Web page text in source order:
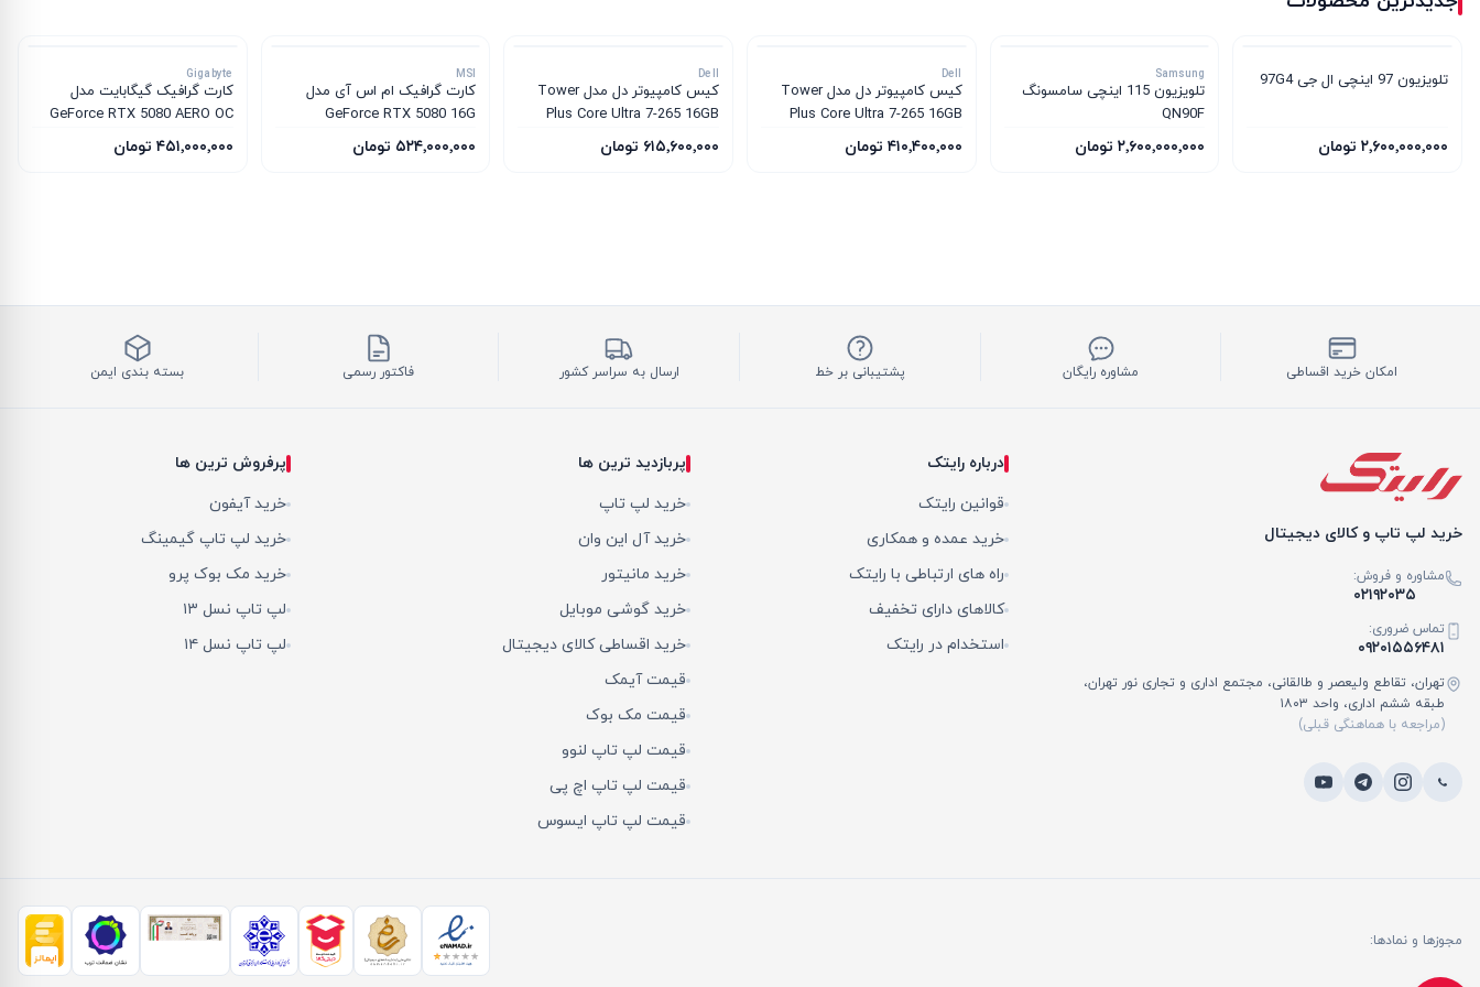
تلویزیون 97 اینچی ال جی 97G4
۲٬۶۰۰٬۰۰۰٬۰۰۰ تومان
Samsung
تلویزیون 115 اینچی سامسونگ
QN90F
۲٬۶۰۰٬۰۰۰٬۰۰۰ تومان
Dell
کیس کامپیوتر دل مدل Tower
Plus Core Ultra 7-265 16GB
1TB SSD 8GB RTX 5060
۴۱۰٬۴۰۰٬۰۰۰ تومان
Dell
کیس کامپیوتر دل مدل Tower
Plus Core Ultra 7-265 16GB
1TB SSD 12GB RTX 5070
۶۱۵٬۶۰۰٬۰۰۰ تومان
MSI
کارت گرافیک ام‌ اس‌ آی مدل
GeForce RTX 5080 16G
INSPIRE 3X OC
۵۲۴٬۰۰۰٬۰۰۰ تومان
Gigabyte
کارت گرافیک گیگابایت مدل
GeForce RTX 5080 AERO OC
SFF 16G
۴۵۱٬۰۰۰٬۰۰۰ تومان
امکان خرید اقساطی مشاوره رایگان پشتیبانی بر خط ارسال به سراسر کشور فاکتور رسمی بسته بندی ایمن
خرید لپ تاپ و کالای دیجیتال
مشاوره و فروش:
۰۲۱۹۲۰۳۵
تماس ضروری:
۰۹۲۰۱۵۵۶۴۸۱
تهران، تقاطع ولیعصر و طالقانی، مجتمع اداری و تجاری نور تهران،
طبقه ششم اداری، واحد ۱۸۰۳
(مراجعه با هماهنگی قبلی)
درباره رایتک
قوانین رایتک
خرید عمده و همکاری
راه های ارتباطی با رایتک
کالاهای دارای تخفیف
استخدام در رایتک
پربازدید ترین ها
خرید لپ تاپ
خرید آل این وان
خرید مانیتور
خرید گوشی موبایل
خرید اقساطی کالای دیجیتال
قیمت آیمک
قیمت مک بوک
قیمت لپ تاپ لنوو
قیمت لپ تاپ اچ پی
قیمت لپ تاپ ایسوس
پرفروش ترین ها
خرید آیفون
خرید لپ تاپ گیمینگ
خرید مک بوک پرو
لپ تاپ نسل ۱۳
لپ تاپ نسل ۱۴
مجوزها و نمادها: